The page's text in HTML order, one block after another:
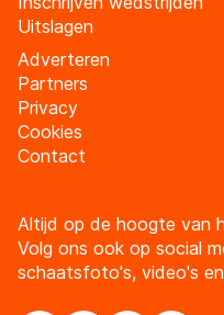
Uitslagen
Adverteren
Partners
Privacy
Cookies
Contact
Altijd op de hoogte van
Volg ons ook op social
schaatsfoto's, video's